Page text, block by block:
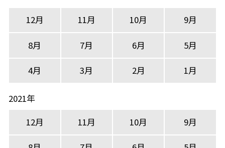
12月
11月 10月 9月
8月 7月 6月 5月
4月 3月 2月 1月
2021年
12月
11月 10月 9月